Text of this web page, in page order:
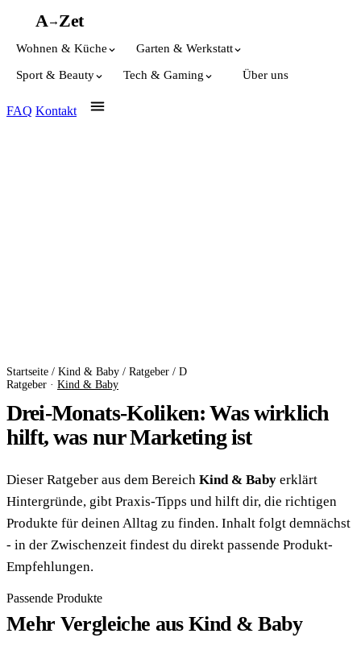
A→Zet
Wohnen & Küche Garten & Werkstatt
Sport & Beauty Tech & Gaming Über uns
FAQ Kontakt
Startseite / Kind & Baby / Ratgeber / D
Ratgeber · Kind & Baby
Drei-Monats-Koliken: Was wirklich
hilft, was nur Marketing ist
Dieser Ratgeber aus dem Bereich Kind & Baby erklärt
Hintergründe, gibt Praxis-Tipps und hilft dir, die richtigen
Produkte für deinen Alltag zu finden. Inhalt folgt demnächst
- in der Zwischenzeit findest du direkt passende Produkt-
Empfehlungen.
Passende Produkte
Mehr Vergleiche aus Kind & Baby